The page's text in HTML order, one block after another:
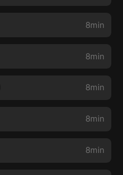
8min
8min
8min
8min
8min